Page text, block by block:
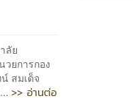
ลัย
ยการกอง
สมเด็จ
...>> อ่านต่อ